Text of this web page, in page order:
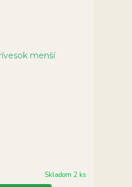
Skladom 2 ks